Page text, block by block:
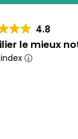
4.8
le mieux